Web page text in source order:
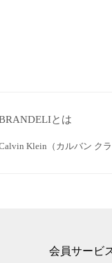
とは
Klein（カルバン ク
会員サービ